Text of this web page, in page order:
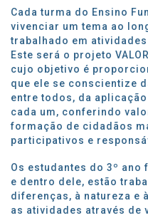
Cada turma do Ensino
vivenciar um tema ao
trabalhado em
Este será o projeto
cujo objetivo é
que ele se conscientize
entre todos, da
cada um, conferindo
formação de cidadãos
participativos e
Os estudantes do 3º ano
e dentro dele, estão
diferenças, à natureza e
as atividades através de